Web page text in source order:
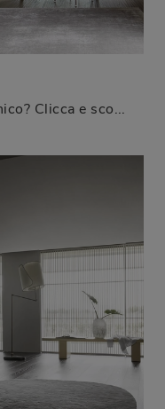
Cerchi un armadio in melaminico? Clicca e scopri armadiature a muro con ante scorrevoli di Sangiacomo.